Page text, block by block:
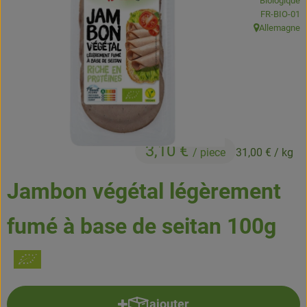
Accessoires et divers
Cosmétique et hygiène
Jambon végétal légèrement
fumé à base de seitan 100g
3,10 € / piece 31,00 € / kg
, Autorité
FR-BIO-01
, Origine:
Allemagne
ajouter